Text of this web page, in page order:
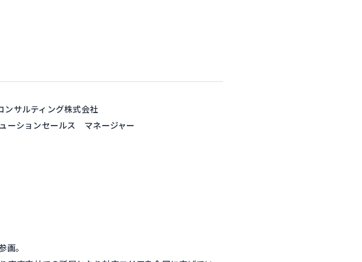
ンサルティング株式会社
ーションセールス マネージャー
。